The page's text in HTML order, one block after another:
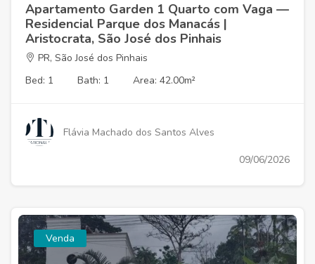
Apartamento Garden 1 Quarto com Vaga —
Residencial Parque dos Manacás |
Aristocrata, São José dos Pinhais
PR, São José dos Pinhais
Bed: 1
Bath: 1 Area: 42.00m²
Flávia Machado dos Santos Alves
09/06/2026
Venda